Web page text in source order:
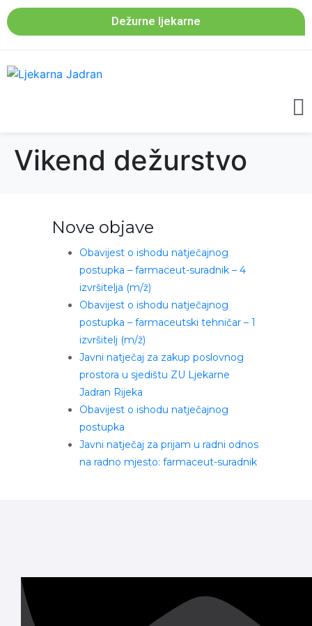
Dežurne ljekarne
Vikend dežurstvo
Nove objave
Obavijest o ishodu natječajnog
postupka – farmaceut-suradnik – 4
izvršitelja (m/ž)
Obavijest o ishodu natječajnog
postupka – farmaceutski tehničar – 1
izvršitelj (m/ž)
Javni natječaj za zakup poslovnog
prostora u sjedištu ZU Ljekarne
Jadran Rijeka
Obavijest o ishodu natječajnog
postupka
Javni natječaj za prijam u radni odnos
na radno mjesto: farmaceut-suradnik